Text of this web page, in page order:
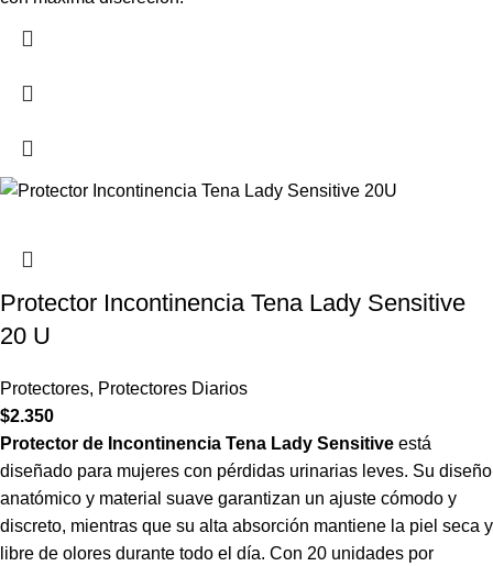
Protector Incontinencia Tena Lady Sensitive
20 U
Protectores, Protectores Diarios
$2.350
Protector de Incontinencia Tena Lady Sensitive está
diseñado para mujeres con pérdidas urinarias leves. Su diseño
anatómico y material suave garantizan un ajuste cómodo y
discreto, mientras que su alta absorción mantiene la piel seca y
libre de olores durante todo el día. Con 20 unidades por